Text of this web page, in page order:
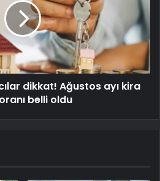
dikkat! Ağustos ayı kira
belli oldu